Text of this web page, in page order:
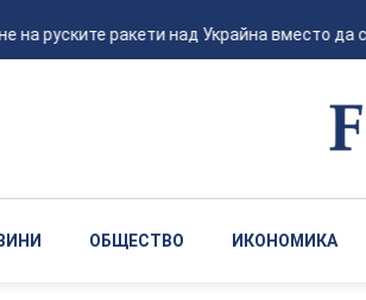
руските ракети над Украйна вместо да
ОБЩЕСТВО ИКОНОМИКА